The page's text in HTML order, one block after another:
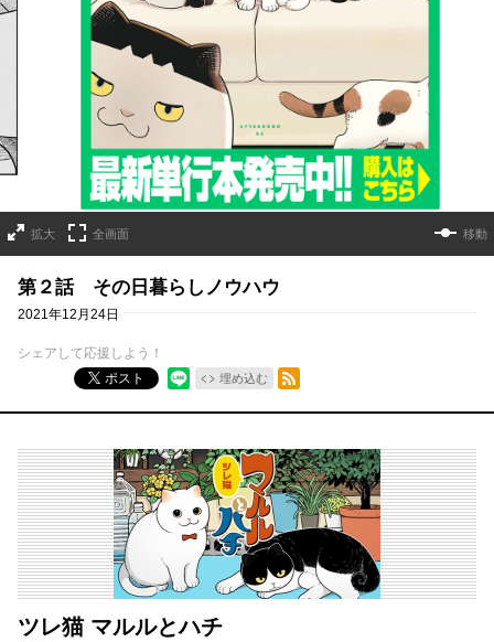
詳細ページへのリンク
拡大 全画面 移動
第２話 その日暮らしノウハウ
2021年12月24日
シェアして応援しよう！
ポスト
埋め込む
RSSフィード
ツレ猫 マルルとハチ